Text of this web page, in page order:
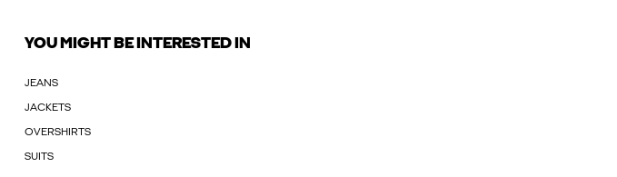
YOU MIGHT BE INTERESTED IN
JEANS
JACKETS
OVERSHIRTS
SUITS